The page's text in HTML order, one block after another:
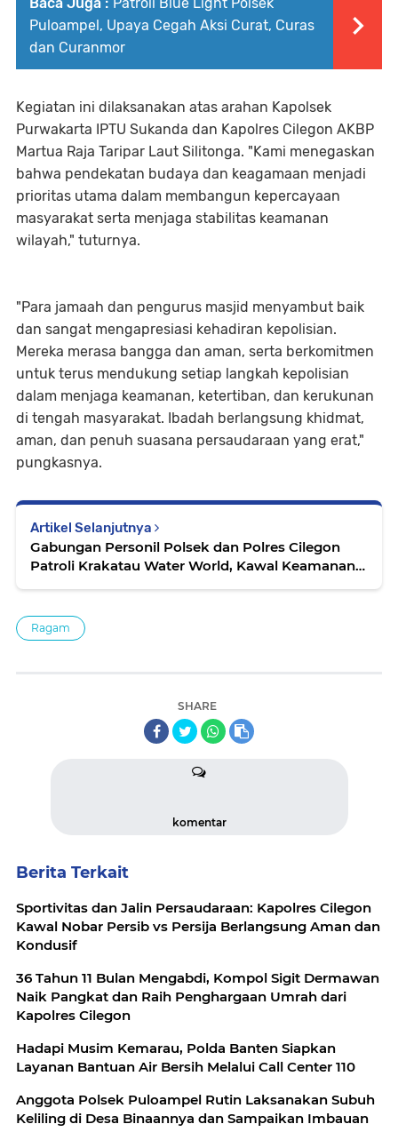
Baca Juga : Patroli Blue Light Polsek
Puloampel, Upaya Cegah Aksi Curat, Curas
dan Curanmor
Kegiatan ini dilaksanakan atas arahan Kapolsek
Purwakarta IPTU Sukanda dan Kapolres Cilegon AKBP
Martua Raja Taripar Laut Silitonga. "Kami menegaskan
bahwa pendekatan budaya dan keagamaan menjadi
prioritas utama dalam membangun kepercayaan
masyarakat serta menjaga stabilitas keamanan
wilayah," tuturnya.
"Para jamaah dan pengurus masjid menyambut baik
dan sangat mengapresiasi kehadiran kepolisian.
Mereka merasa bangga dan aman, serta berkomitmen
untuk terus mendukung setiap langkah kepolisian
dalam menjaga keamanan, ketertiban, dan kerukunan
di tengah masyarakat. Ibadah berlangsung khidmat,
aman, dan penuh suasana persaudaraan yang erat,"
pungkasnya.
Artikel Selanjutnya
Gabungan Personil Polsek dan Polres Cilegon
Patroli Krakatau Water World, Kawal Keamanan
Ragam
SHARE
komentar
Berita Terkait
Sportivitas dan Jalin Persaudaraan: Kapolres Cilegon
Kawal Nobar Persib vs Persija Berlangsung Aman dan
Kondusif
36 Tahun 11 Bulan Mengabdi, Kompol Sigit Dermawan
Naik Pangkat dan Raih Penghargaan Umrah dari
Kapolres Cilegon
Hadapi Musim Kemarau, Polda Banten Siapkan
Layanan Bantuan Air Bersih Melalui Call Center 110
Anggota Polsek Puloampel Rutin Laksanakan Subuh
Keliling di Desa Binaannya dan Sampaikan Imbauan